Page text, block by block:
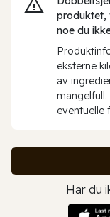
produktet,
noe du
eksterne
av
eventuelle
Har du